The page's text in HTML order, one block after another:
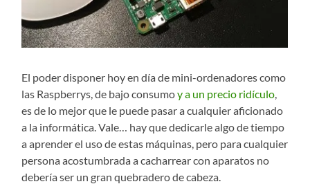
El poder disponer hoy en día de mini-ordenadores como
las Raspberrys, de bajo consumoy a un precio ridículo
es de lo mejor que le puede pasar a cualquier aficionado
a la informática. Vale… hay que dedicarle algo de tiempo
a aprender el uso de estas máquinas, pero para cualquier
persona acostumbrada a cacharrear con aparatos no
debería ser un gran quebradero de cabeza.